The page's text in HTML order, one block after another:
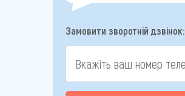
Замовити зворотній дзвінок: